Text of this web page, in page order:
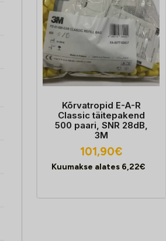
Kõrvatropid E-A-R
Classic täitepakend
500 paari, SNR 28dB,
3M
101,90€
Kuumakse alates 6,22€